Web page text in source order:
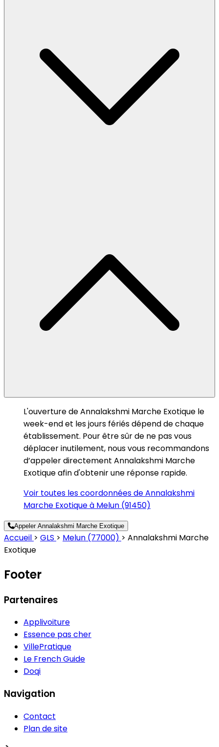
L'ouverture de Annalakshmi Marche Exotique le
week-end et les jours fériés dépend de chaque
établissement. Pour être sûr de ne pas vous
déplacer inutilement, nous vous recommandons
d’appeler directement Annalakshmi Marche
Exotique afin d'obtenir une réponse rapide.
Voir toutes les coordonnées de Annalakshmi
Marche Exotique à Melun (91450)
Appeler Annalakshmi Marche Exotique
Accueil > GLS > Melun (77000) > Annalakshmi Marche
Exotique
Footer
Partenaires
Applivoiture
Essence pas cher
VillePratique
Le French Guide
Doqi
Navigation
Contact
Plan de site